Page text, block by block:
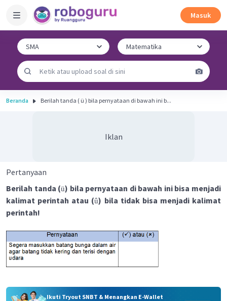
Masuk
Beranda Berilah tanda ( ü ) bila pernyataan di bawah ini b...
Iklan
Pertanyaan
Berilah tanda (ü) bila pernyataan di bawah ini bisa menjadi
kalimat perintah atau (û) bila tidak bisa menjadi kalimat
perintah!
Ikuti Tryout SNBT & Menangkan E-Wallet